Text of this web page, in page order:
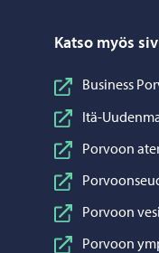
Katso myös
Business
Itä-
Porvoon
Porvoon vesi
Porvoon